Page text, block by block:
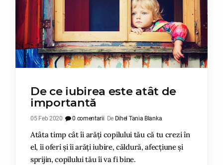
De ce iubirea este atât de
importantă
05 Feb 2020 0 comentarii De Dihel Tania Blanka
Atâta timp cât îi arăți copilului tău că tu crezi în
el, îi oferi și îi arăți iubire, căldură, afecțiune și
sprijin, copilului tău îi va fi bine.